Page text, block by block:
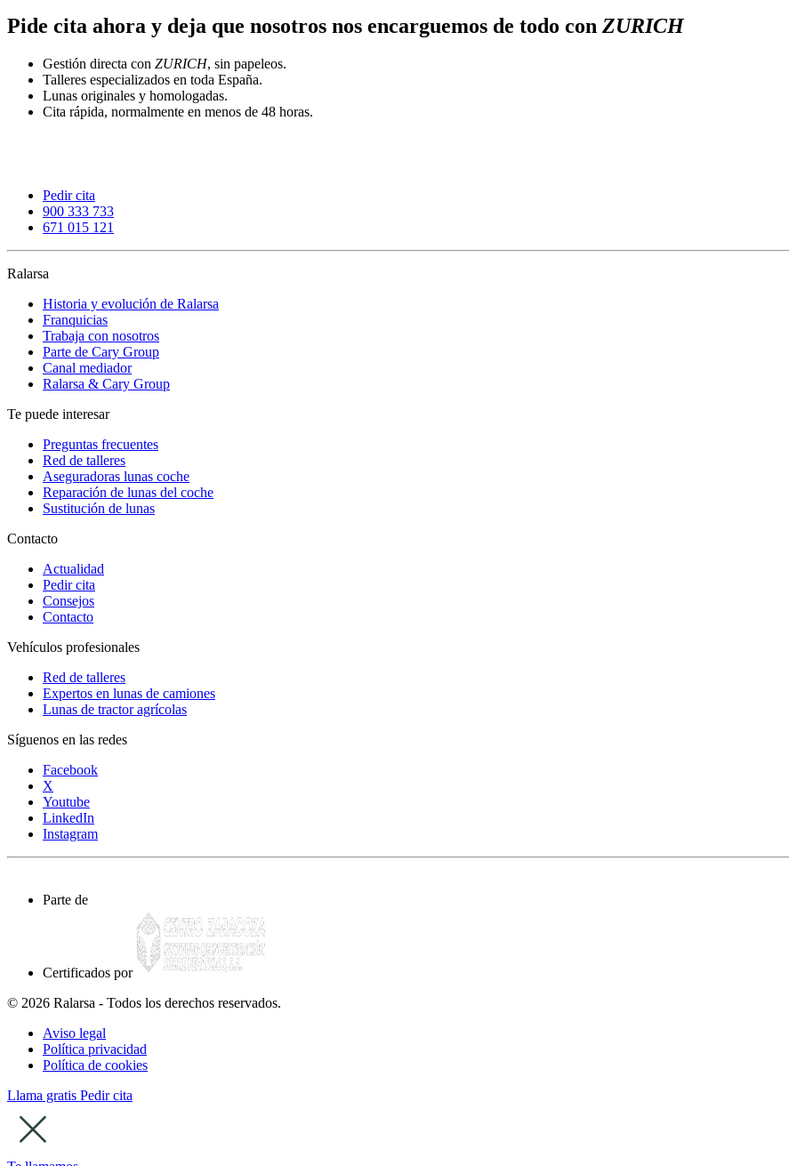
Pide cita ahora y deja que nosotros nos encarguemos de todo con ZURICH
Gestión directa con ZURICH, sin papeleos.
Talleres especializados en toda España.
Lunas originales y homologadas.
Cita rápida, normalmente en menos de 48 horas.
Pedir cita
900 333 733
671 015 121
Ralarsa
Historia y evolución de Ralarsa
Franquicias
Trabaja con nosotros
Parte de Cary Group
Canal mediador
Ralarsa & Cary Group
Te puede interesar
Preguntas frecuentes
Red de talleres
Aseguradoras lunas coche
Reparación de lunas del coche
Sustitución de lunas
Contacto
Actualidad
Pedir cita
Consejos
Contacto
Vehículos profesionales
Red de talleres
Expertos en lunas de camiones
Lunas de tractor agrícolas
Síguenos en las redes
Facebook
X
Youtube
LinkedIn
Instagram
Parte de
Certificados por
© 2026 Ralarsa - Todos los derechos reservados.
Aviso legal
Política privacidad
Política de cookies
Llama gratis Pedir cita